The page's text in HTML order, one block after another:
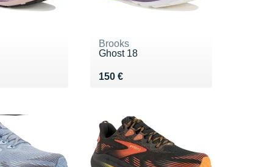
Brooks
Ghost 18
150 €
Vendu 150 €